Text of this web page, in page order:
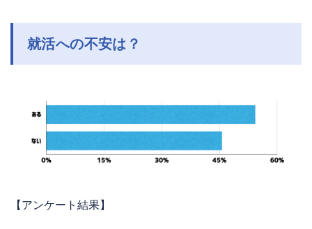
就活への不安は？
【アンケート結果】